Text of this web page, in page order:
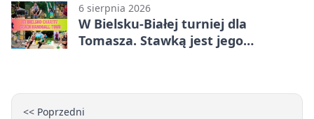
6 sierpnia 2026
W Bielsku-Białej turniej dla
Tomasza. Stawką jest jego
<< Poprzedni